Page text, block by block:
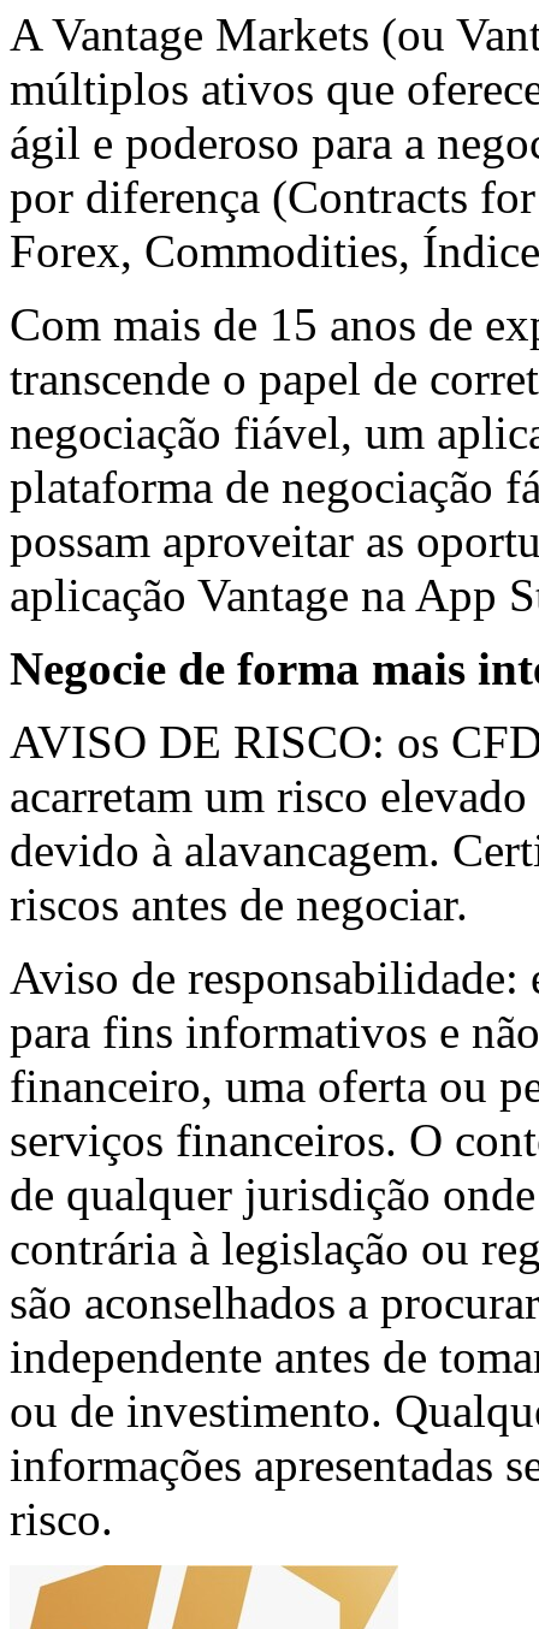
A Vantage Markets (ou
múltiplos ativos que
ágil e poderoso para a
por diferença (Contracts
Forex, Commodities,
Com mais de 15 anos de
transcende o papel de
negociação fiável, um
plataforma de negociação
possam aproveitar as
aplicação Vantage na App
Negocie de forma mais
AVISO DE RISCO: os
acarretam um risco
devido à alavancagem.
riscos antes de negociar.
Aviso de responsabilidade:
para fins informativos e
financeiro, uma oferta ou
serviços financeiros. O
de qualquer jurisdição
contrária à legislação ou
são aconselhados a
independente antes de
ou de investimento.
informações apresentadas
risco.